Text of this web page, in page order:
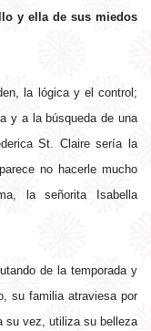
y ella de sus miedos
la lógica y el control;
y a la búsqueda de una
St. Claire sería la
no hacerle mucho
la señorita Isabella
de la temporada y
su familia atraviesa por
su vez, utiliza su belleza